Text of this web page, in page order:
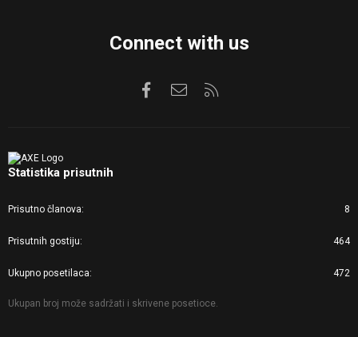
Connect with us
FacebookKontaktirajte nas
Statistika prisutnih
Prisutno članova 8
Prisutnih gostiju 464
Ukupno posetilaca 472
Ukupan broj može sadržati i skrivene posetioce.